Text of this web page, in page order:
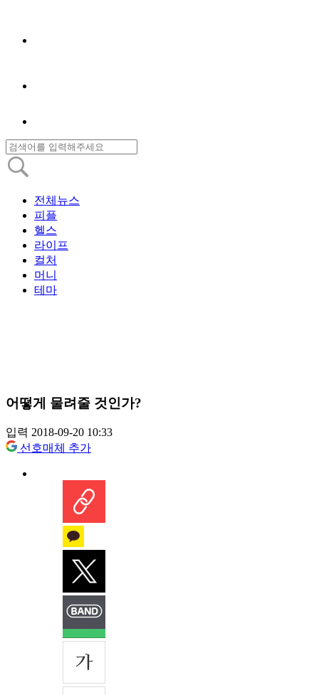
전체뉴스
피플
헬스
라이프
컬처
머니
테마
어떻게 물려줄 것인가?
입력 2018-09-20 10:33
선호매체 추가